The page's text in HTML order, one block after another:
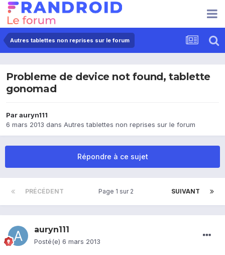
Autres tablettes non reprises sur le forum
Probleme de device not found, tablette
gonomad
Parauryn111
6 mars 2013 dans Autres tablettes non reprises sur le forum
Répondre à ce sujet
PRÉCÉDENT SUIVANT
Page 1 sur 2
auryn111
Posté(e) 6 mars 2013